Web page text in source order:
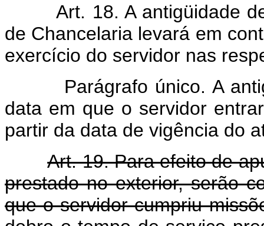
Art. 18. A antigüidade
de Chancelaria levará em
exercício do servidor nas
Parágrafo único. A
data em que o servidor
partir da data de vigência do
Art. 19. Para efeito de
prestado no exterior, serão
que o servidor cumpriu